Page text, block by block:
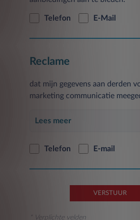
de Eigenaar, en verwijst naar elk
reeds actief is op het moment
of in de toekomst geactiveerd
dergelijke verwerking is van
activiteiten.
deze paragraaf genoemde
De verstrekte gegevens worden
Telefon E-Mail
Reclame
dat mijn gegevens aan derden
marketing communicatie
Lees meer
Telefon E-mail
VERSTUUR
* Verplichte velden